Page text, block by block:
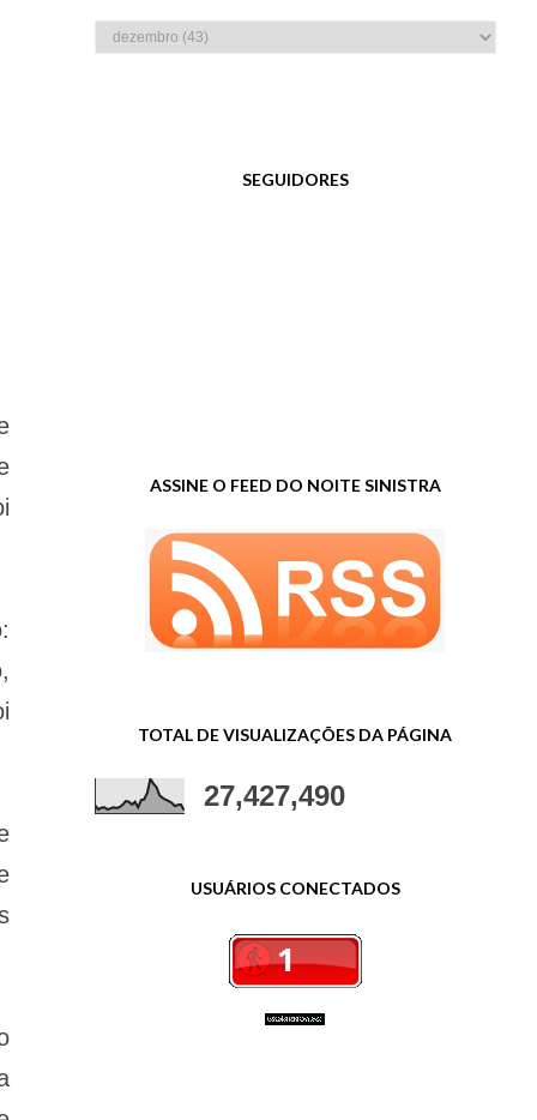
SEGUIDORES
ASSINE O FEED DO NOITE SINISTRA
TOTAL DE VISUALIZAÇÕES DA PÁGINA
27,427,490
USUÁRIOS CONECTADOS